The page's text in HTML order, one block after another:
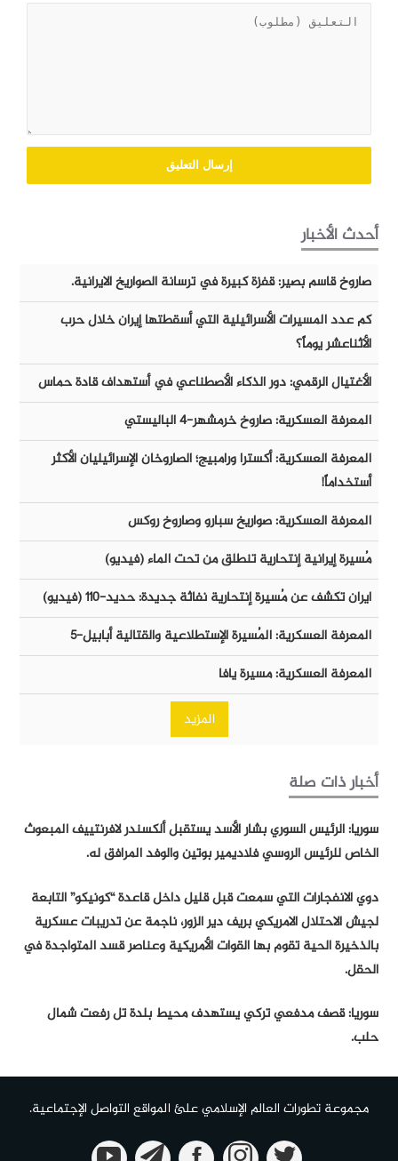
أحدث الأخبار
صاروخ قاسم بصير: قفزة كبيرة في ترسانة الصواريخ الايرانية.
كم عدد المسيرات الأسرائيلية التي أسقطتها إيران خلال حرب
الأثناعشر يوماً؟
الأغتيال الرقمي: دور الذكاء الأصطناعي في أستهداف قادة حماس
المعرفة العسكرية: صاروخ خرمشهر-٤ الباليستي
المعرفة العسكرية: أكسترا ورامبيج؛ الصاروخان الإسرائيليان الأكثر
أستخداماً!
المعرفة العسكرية: صواريخ سبارو وصاروخ روكس
مُسيرة إيرانية إنتحارية تنطلق من تحت الماء (فيديو)
ايران تكشف عن مُسيرة إنتحارية نفاثة جديدة: حديد-١١٠ (فيديو)
المعرفة العسكرية: المُسيرة الإستطلاعية والقتالية أبابيل-٥
المعرفة العسكرية: مسيرة يافا
المزيد
أخبار ذات صلة
سوريا: الرئيس السوري بشار الأسد يستقبل ألكسندر لافرنتييف المبعوث
الخاص للرئيس الروسي فلاديمير بوتين والوفد المرافق له.
دوي الانفجارات التي سمعت قبل قليل داخل قاعدة “كونيكو” التابعة
لجيش الاحتلال الامريكي بريف دير الزور، ناجمة عن تدريبات عسكرية
بالذخيرة الحية تقوم بها القوات الأمريكية وعناصر قسد المتواجدة في
الحقل.
سوريا: قصف مدفعي تركي يستهدف محيط بلدة تل رفعت شمال
حلب.
مجموعة تطورات العالم الإسلامي علئ المواقع التواصل الإجتماعية.